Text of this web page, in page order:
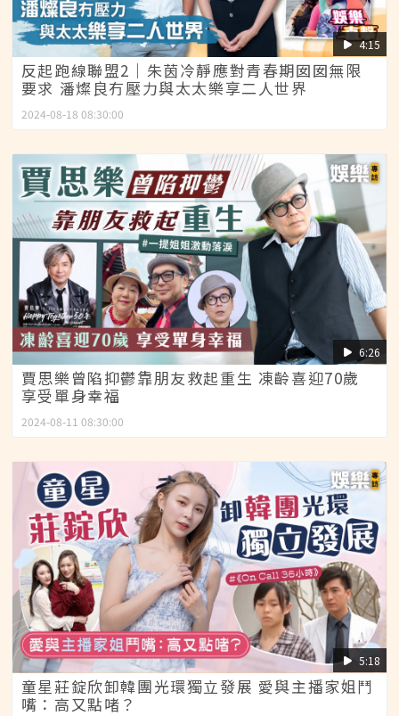
4:15
反起跑線聯盟2｜朱茵冷靜應對青春期囡囡無限
要求 潘燦良冇壓力與太太樂享二人世界
2024-08-18 08:30:00
6:26
賈思樂曾陷抑鬱靠朋友救起重生 凍齡喜迎70歲
享受單身幸福
2024-08-11 08:30:00
5:18
童星莊錠欣卸韓團光環獨立發展 愛與主播家姐鬥
嘴：高又點啫？